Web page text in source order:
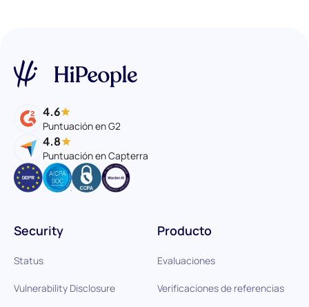
4.6
Puntuación en G2
4.8
Puntuación en Capterra
Producto
Evaluaciones
Verificaciones de referencias
Security
Status
Vulnerability Disclosure